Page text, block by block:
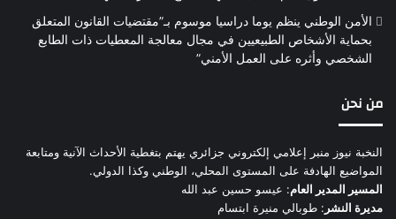
الأمن الوطني ينظم يوما دراسيا موسوم بـ”مقتضيات القانون المتعلق
بحماية الأشخاص الطبيعيين في مجال معالجة المعطيات ذات الطابع
الشخصي وأثره على العمل الأمني”
من نحن
النخبة نيوز منبر إعلامي إلكتروني جزائري يهتم بتغطية الأحداث الآنية ومتابعة
المواضيع الهادفة على المستوى المحلي، الوطني وكذا الدولي.
المسير المدير العام: عيسو حسين عبد الله
مديرة النشر : طوبالي منيرة ابتسام